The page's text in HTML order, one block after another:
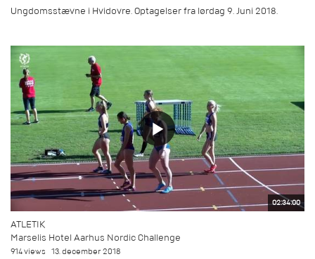
Ungdomsstævne i Hvidovre. Optagelser fra lørdag 9. Juni 2018.
02:34:00
ATLETIK
Marselis Hotel Aarhus Nordic Challenge
914 views 13. december 2018